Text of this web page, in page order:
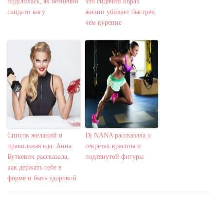
скидати вагу
жизни убивает быстрее,
чем курение
Список желаний и
правильная еда: Анна
Буткевич рассказала,
как держать себе в
форме и быть здоровой
Dj NANA рассказала о
секретах красоты и
подтянутой фигуры